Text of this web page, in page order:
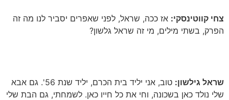
צחי קווטינסקי:אז ככה, שראל, לפני שאפרים יסביר לנו מה זה
הפרק, בשתי מילים, מי זה שראל גלשון?
שראל גילשון:טוב, אני יליד בית הכרם, יליד שנת 56' . גם אבא
שלי נולד כאן בשכונה, וחי את כל חייו כאן. לשמחתי, גם הבת שלי